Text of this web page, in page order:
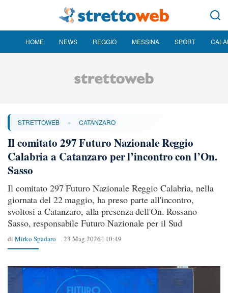
HOME NEWS REGGIO MESSINA SPORT
STRETTOWEB » CATANZARO
Il comitato 297 Futuro Nazionale Reggio
Calabria a Catanzaro per l’incontro con l’On.
Sasso
Il comitato 297 Futuro Nazionale Reggio Calabria, nella
giornata del 22 maggio, ha preso parte all'incontro,
svoltosi a Catanzaro, alla presenza dell'On. Rossano
Sasso, responsabile Futuro Nazionale per il Sud
di Mirko Spadaro 23 Mag 2026 | 10:49